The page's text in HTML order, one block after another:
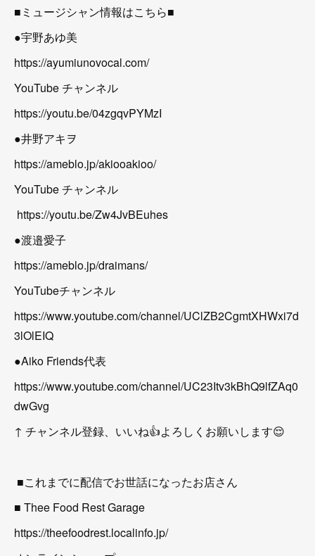
■ミュージシャン情報はこちら■
●宇野あゆ美
https://ayumiunovocal.com/
YouTube チャンネル
https://youtu.be/04zgqvPYMzI
●井野アキヲ
https://ameblo.jp/akiooakioo/
YouTube チャンネル
https://youtu.be/Zw4JvBEuhes
●渡邉愛子
https://ameblo.jp/draimans/
YouTubeチャンネル
https://www.youtube.com/channel/UClZB2CgmtXHWxi7d
3lOlEIQ
●Aiko Friends代表
https://www.youtube.com/channel/UC23Itv3kBhQ9lfZAq0
dwGvg
↑ チャンネル登録、いいね👍よろしくお願いします😌
■これまでに配信でお世話になったお店さん
■ Thee Food Rest Garage
https://theefoodrest.localinfo.jp/